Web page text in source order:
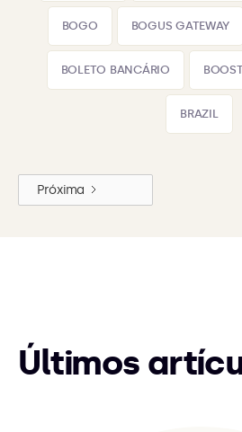
BOGO BOGUS GATEWAY
BOLETO BANCÁRIO
BRAZIL
Próxima
Últimos